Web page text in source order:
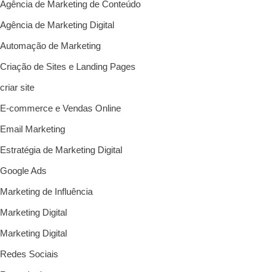
Agência de Marketing de Conteúdo
Agência de Marketing Digital
Automação de Marketing
Criação de Sites e Landing Pages
criar site
E-commerce e Vendas Online
Email Marketing
Estratégia de Marketing Digital
Google Ads
Marketing de Influência
Marketing Digital
Marketing Digital
Redes Sociais